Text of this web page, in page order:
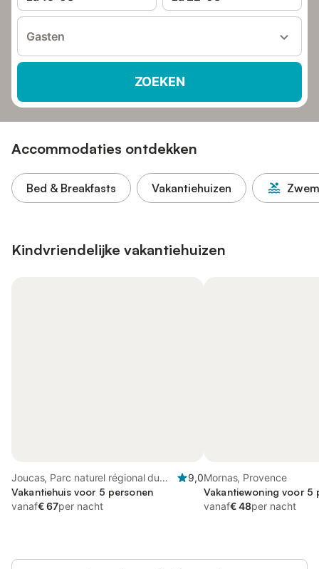
Gasten
ZOEKEN
Accommodaties ontdekken
Bed & Breakfasts Vakantiehuizen
Kindvriendelijke vakantiehuizen
Joucas, Parc naturel régional du
Luberon
9,0
Vakantiehuis voor 5 personen
vanaf€ 67per nacht
Mornas, Provence
Vakantiewoning voor 5
vanaf€ 48per nacht